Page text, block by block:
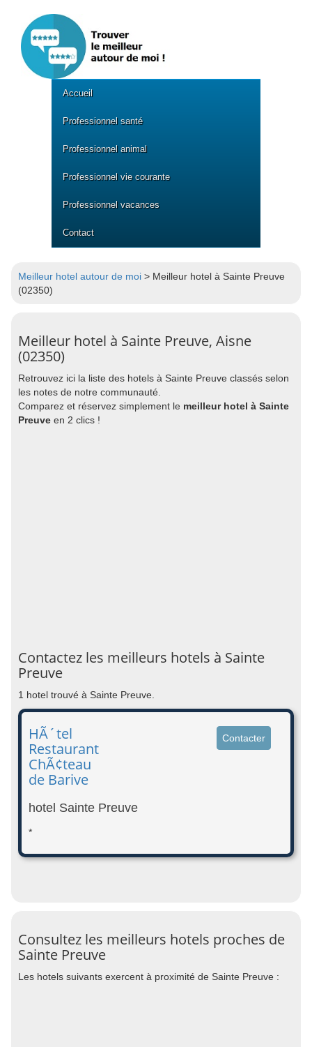
Accueil
Professionnel santé
Professionnel animal
Professionnel vie courante
Professionnel vacances
Contact
Meilleur hotel autour de moi > Meilleur hotel à Sainte Preuve
(02350)
Meilleur hotel à Sainte Preuve, Aisne
(02350)
Retrouvez ici la liste des hotels à Sainte Preuve classés selon
les notes de notre communauté.
Comparez et réservez simplement le meilleur hotel à Sainte
Preuve en 2 clics !
Contactez les meilleurs hotels à Sainte
Preuve
1 hotel trouvé à Sainte Preuve.
HÃ´tel
Restaurant
ChÃ¢teau
de Barive
Contacter
hotel Sainte Preuve
*
Consultez les meilleurs hotels proches de
Sainte Preuve
Les hotels suivants exercent à proximité de Sainte Preuve :